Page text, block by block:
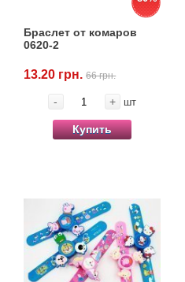
Браслет от комаров
0620-2
13.20 грн.66 грн.
- + шт
Купить